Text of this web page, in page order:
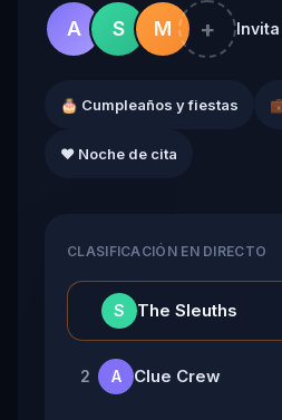
A S M +
🎂 Cumpleaños y fiestas
❤️ Noche de cita
CLASIFICACIÓN EN DIRECTO
S The Sleuths
2 A Clue Crew